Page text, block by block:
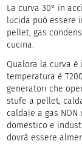
La curva 30° in
lucida può essere
pellet, gas
cucina.
Qualora la curva
temperatura è
generatori che
stufe a pellet,
caldaie a gas
domestico e
dovrà essere